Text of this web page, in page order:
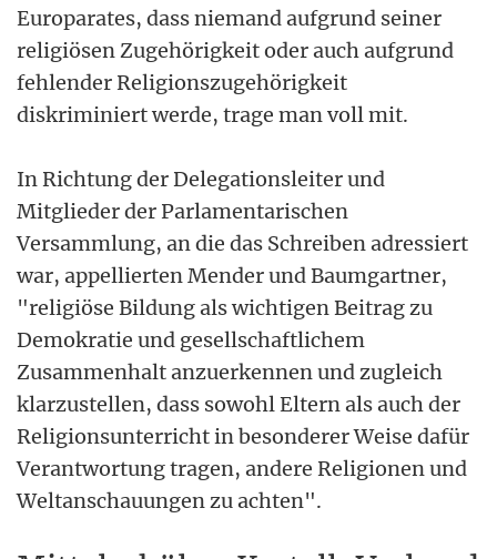
Europarates, dass niemand aufgrund seiner
religiösen Zugehörigkeit oder auch aufgrund
fehlender Religionszugehörigkeit
diskriminiert werde, trage man voll mit.
In Richtung der Delegationsleiter und
Mitglieder der Parlamentarischen
Versammlung, an die das Schreiben adressiert
war, appellierten Mender und Baumgartner,
"religiöse Bildung als wichtigen Beitrag zu
Demokratie und gesellschaftlichem
Zusammenhalt anzuerkennen und zugleich
klarzustellen, dass sowohl Eltern als auch der
Religionsunterricht in besonderer Weise dafür
Verantwortung tragen, andere Religionen und
Weltanschauungen zu achten".